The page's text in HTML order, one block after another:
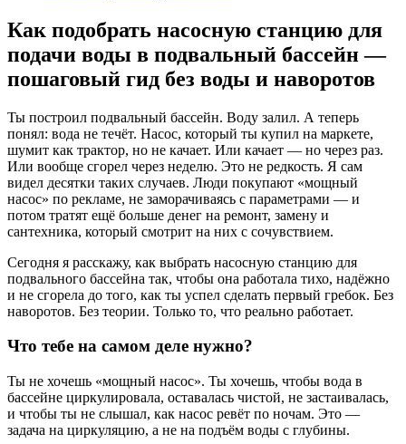
Как подобрать насосную станцию для
подачи воды в подвальный бассейн —
пошаговый гид без воды и наворотов
Ты построил подвальный бассейн. Воду залил. А теперь
понял: вода не течёт. Насос, который ты купил на маркете,
шумит как трактор, но не качает. Или качает — но через раз.
Или вообще сгорел через неделю. Это не редкость. Я сам
видел десятки таких случаев. Люди покупают «мощный
насос» по рекламе, не заморачиваясь с параметрами — и
потом тратят ещё больше денег на ремонт, замену и
сантехника, который смотрит на них с сочувствием.
Сегодня я расскажу, как выбрать насосную станцию для
подвального бассейна так, чтобы она работала тихо, надёжно
и не сгорела до того, как ты успел сделать первый гребок. Без
наворотов. Без теории. Только то, что реально работает.
Что тебе на самом деле нужно?
Ты не хочешь «мощный насос». Ты хочешь, чтобы вода в
бассейне циркулировала, оставалась чистой, не застаивалась,
и чтобы ты не слышал, как насос ревёт по ночам. Это —
задача на циркуляцию, а не на подъём воды с глубины.